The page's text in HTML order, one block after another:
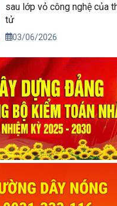
sau lớp vỏ công nghệ của
tử
03/06/2026